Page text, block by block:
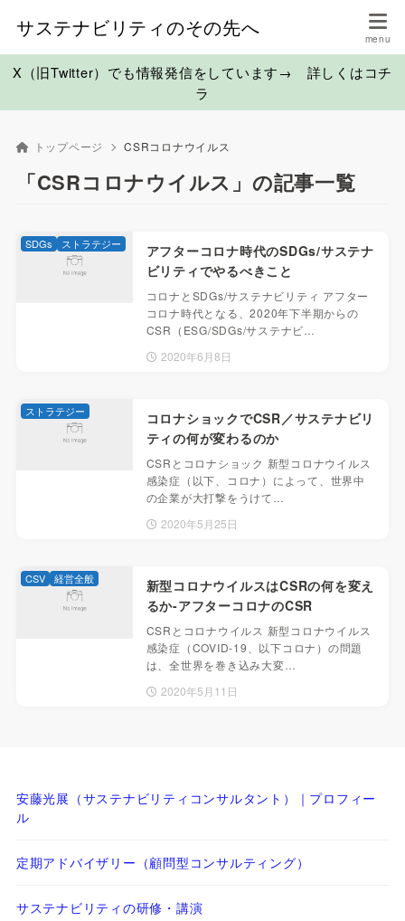
サステナビリティのその先へ
X（旧Twitter）でも情報発信をしています→ 詳しくはコチ
ラ
トップページ CSRコロナウイルス
「CSRコロナウイルス」の記事一覧
アフターコロナ時代のSDGs/サステナ
ビリティでやるべきこと
コロナとSDGs/サステナビリティ アフター
コロナ時代となる、2020年下半期からの
CSR（ESG/SDGs/サステナビ…
2020年6月8日
SDGs ストラテジー
コロナショックでCSR／サステナビリ
ティの何が変わるのか
CSRとコロナショック 新型コロナウイルス
感染症（以下、コロナ）によって、世界中
の企業が大打撃をうけて…
2020年5月25日
ストラテジー
新型コロナウイルスはCSRの何を変え
るか-アフターコロナのCSR
CSRとコロナウイルス 新型コロナウイルス
感染症（COVID-19、以下コロナ）の問題
は、全世界を巻き込み大変…
2020年5月11日
CSV 経営全般
安藤光展（サステナビリティコンサルタント）｜プロフィー
ル
定期アドバイザリー（顧問型コンサルティング）
サステナビリティの研修・講演